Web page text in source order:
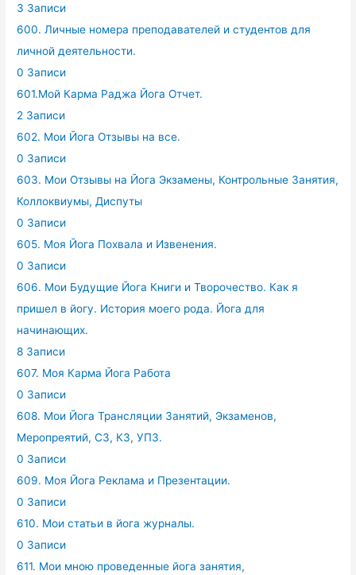
3 Записи
600. Личные номера преподавателей и студентов для
личной деятельности.
0 Записи
601.Мой Карма Раджа Йога Отчет.
2 Записи
602. Мои Йога Отзывы на все.
0 Записи
603. Мои Отзывы на Йога Экзамены, Контрольные Занятия,
Коллоквиумы, Диспуты
0 Записи
605. Моя Йога Похвала и Извенения.
0 Записи
606. Мои Будущие Йога Книги и Творочество. Как я
пришел в йогу. История моего рода. Йога для
начинающих.
8 Записи
607. Моя Карма Йога Работа
0 Записи
608. Мои Йога Трансляции Занятий, Экзаменов,
Меропреятий, СЗ, КЗ, УПЗ.
0 Записи
609. Моя Йога Реклама и Презентации.
0 Записи
610. Мои статьи в йога журналы.
0 Записи
611. Мои мною проведенные йога занятия,